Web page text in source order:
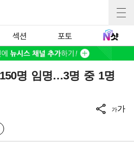
섹션 포토
명 임명…3명 중 1명
가가